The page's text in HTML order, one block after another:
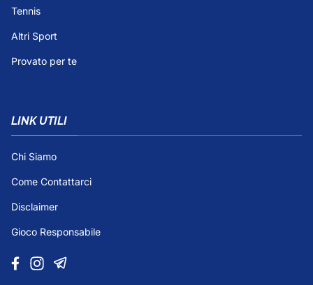
Tennis
Altri Sport
Provato per te
LINK UTILI
Chi Siamo
Come Contattarci
Disclaimer
Gioco Responsabile